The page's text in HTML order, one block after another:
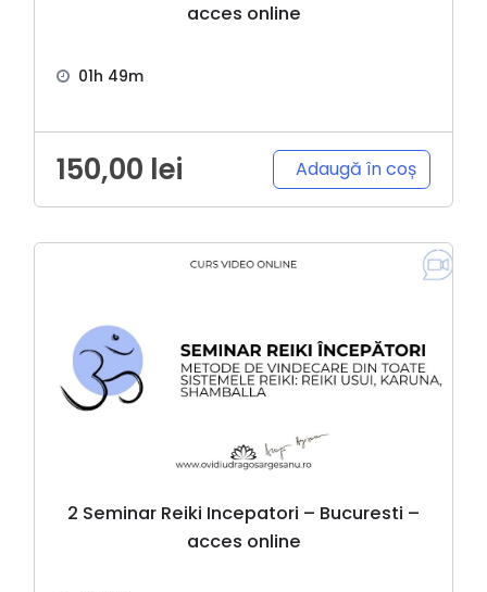
acces online
01h 49m
150,00 lei Adaugă în coș
2 Seminar Reiki Incepatori – Bucuresti –
acces online